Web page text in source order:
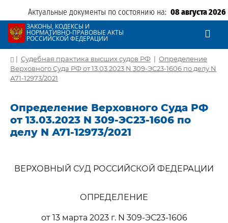
Актуальные документы по состоянию на: 08 августа 2026
ЗАКОНЫ, КОДЕКСЫ И
НОРМАТИВНО-ПРАВОВЫЕ АКТЫ
РОССИЙСКОЙ ФЕДЕРАЦИИ
| Судебная практика высших судов РФ | Определение
Верховного Суда РФ от 13.03.2023 N 309-ЭС23-1606 по делу N
А71-12973/2021
Определение Верховного Суда РФ
от 13.03.2023 N 309-ЭС23-1606 по
делу N А71-12973/2021
ВЕРХОВНЫЙ СУД РОССИЙСКОЙ ФЕДЕРАЦИИ
ОПРЕДЕЛЕНИЕ
от 13 марта 2023 г. N 309-ЭС23-1606